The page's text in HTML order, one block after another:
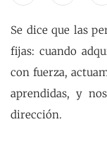
Se dice que las
fijas: cuando
con fuerza,
aprendidas, y
dirección.